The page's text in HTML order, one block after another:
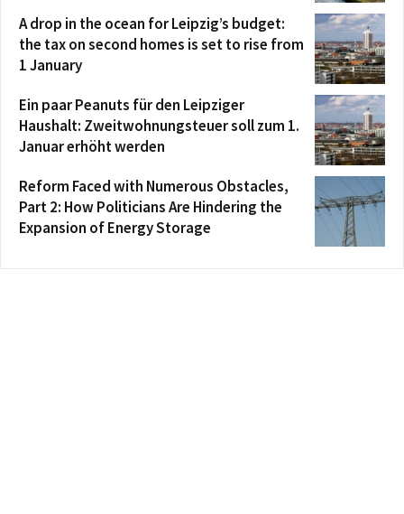
A drop in the ocean for Leipzig’s budget:
the tax on second homes is set to rise from
1 January
Ein paar Peanuts für den Leipziger
Haushalt: Zweitwohnungsteuer soll zum 1.
Januar erhöht werden
Reform Faced with Numerous Obstacles,
Part 2: How Politicians Are Hindering the
Expansion of Energy Storage